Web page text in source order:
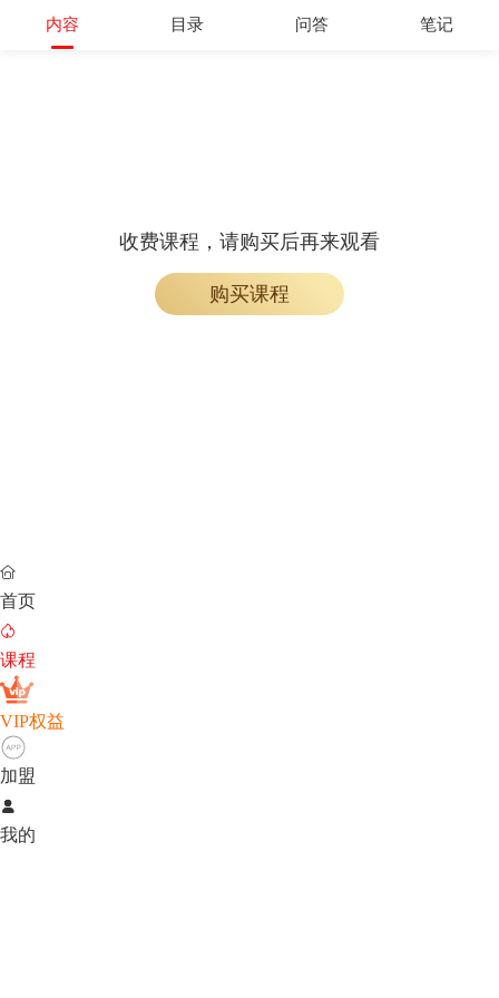
内容 目录 问答 笔记
收费课程，请购买后再来观看
购买课程

首页

课程
VIP权益
加盟

我的